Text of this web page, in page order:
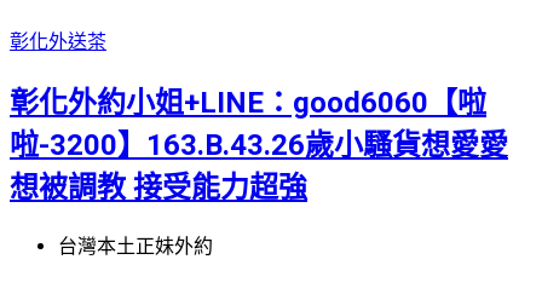
彰化外送茶
彰化外約小姐+LINE：good6060【啦
啦-3200】163.B.43.26歲小騷貨想愛愛
想被調教 接受能力超強
台灣本土正妹外約